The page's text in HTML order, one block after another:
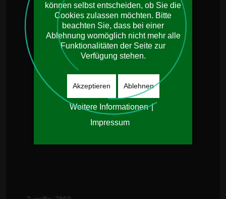
können selbst entscheiden, ob Sie die
Cookies zulassen möchten. Bitte
beachten Sie, dass bei einer
Ablehnung womöglich nicht mehr alle
Funktionalitäten der Seite zur
Verfügung stehen.
Akzeptieren Ablehnen
Weitere Informationen |
Impressum